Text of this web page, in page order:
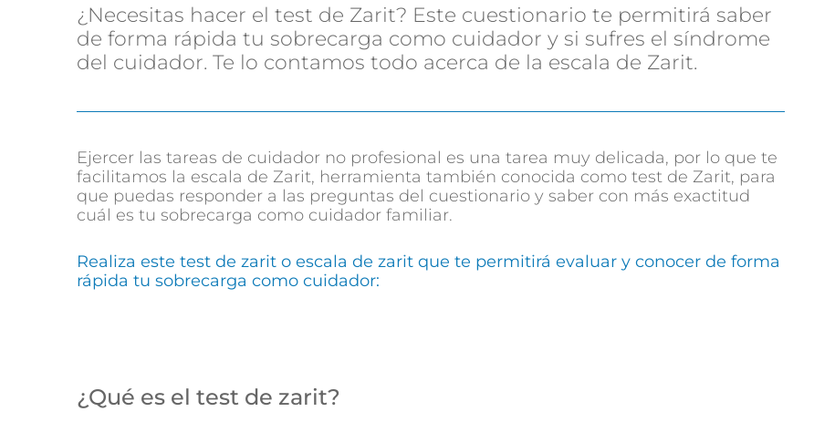
¿Necesitas hacer el test de Zarit? Este cuestionario te permitirá saber
de forma rápida tu sobrecarga como cuidador y si sufres el síndrome
del cuidador. Te lo contamos todo acerca de la escala de Zarit.
Ejercer las tareas de cuidador no profesional es una tarea muy delicada, por lo que te
facilitamos la escala de Zarit, herramienta también conocida como test de Zarit, para
que puedas responder a las preguntas del cuestionario y saber con más exactitud
cuál es tu sobrecarga como cuidador familiar.
Realiza este test de zarit o escala de zarit que te permitirá evaluar y conocer de forma
rápida tu sobrecarga como cuidador:
¿Qué es el test de zarit?